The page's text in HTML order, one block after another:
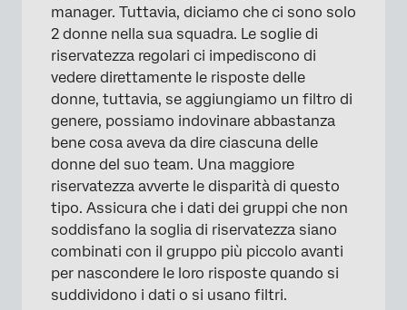
manager. Tuttavia, diciamo che ci sono solo
2 donne nella sua squadra. Le soglie di
riservatezza regolari ci impediscono di
vedere direttamente le risposte delle
donne, tuttavia, se aggiungiamo un filtro di
genere, possiamo indovinare abbastanza
bene cosa aveva da dire ciascuna delle
donne del suo team. Una maggiore
riservatezza avverte le disparità di questo
tipo. Assicura che i dati dei gruppi che non
soddisfano la soglia di riservatezza siano
combinati con il gruppo più piccolo avanti
per nascondere le loro risposte quando si
suddividono i dati o si usano filtri.